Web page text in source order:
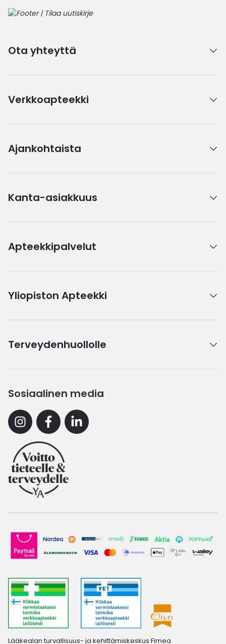
Ota yhteyttä
Verkkoapteekki
Ajankohtaista
Kanta-asiakkuus
Apteekkipalvelut
Yliopiston Apteekki
Terveydenhuollolle
Sosiaalinen media
InstagramFacebookLinkedin
Lääkealan turvallisuus- ja kehittämiskeskus Fimea